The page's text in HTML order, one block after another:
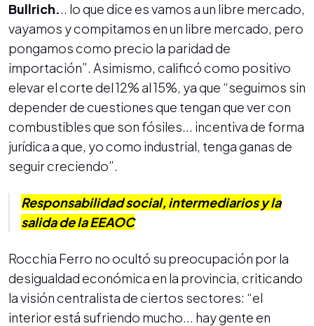
Bullrich... lo que dice es vamos a un libre mercado,
vayamos y compitamos en un libre mercado, pero
pongamos como precio la paridad de
importación”. Asimismo, calificó como positivo
elevar el corte del 12% al 15%, ya que “seguimos sin
depender de cuestiones que tengan que ver con
combustibles que son fósiles... incentiva de forma
jurídica a que, yo como industrial, tenga ganas de
seguir creciendo”.
Responsabilidad social, intermediarios y la
salida de la EEAOC
Rocchia Ferro no ocultó su preocupación por la
desigualdad económica en la provincia, criticando
la visión centralista de ciertos sectores: “el
interior está sufriendo mucho... hay gente en